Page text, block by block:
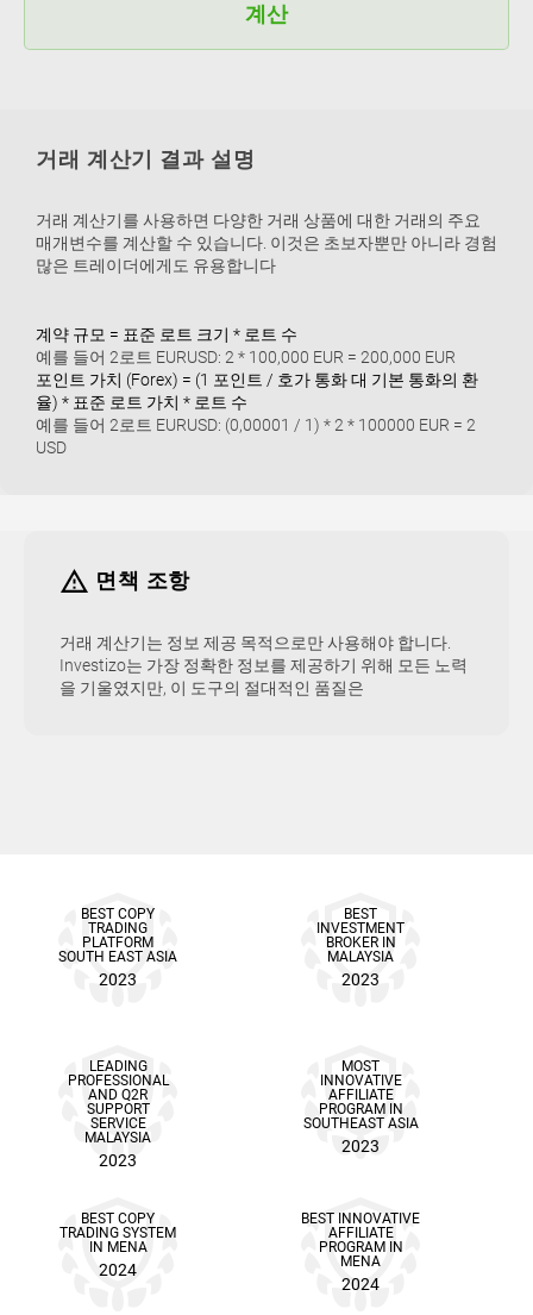
계산
거래 계산기 결과 설명
거래 계산기를 사용하면 다양한 거래 상품에 대한 거래의 주요
매개변수를 계산할 수 있습니다. 이것은 초보자뿐만 아니라 경험
많은 트레이더에게도 유용합니다
계약 규모 = 표준 로트 크기 * 로트 수
예를 들어 2로트 EURUSD: 2 * 100,000 EUR = 200,000 EUR
포인트 가치 (Forex) = (1 포인트 / 호가 통화 대 기본 통화의 환
율) * 표준 로트 가치 * 로트 수
예를 들어 2로트 EURUSD: (0,00001 / 1) * 2 * 100000 EUR = 2
USD
면책 조항
거래 계산기는 정보 제공 목적으로만 사용해야 합니다.
Investizo는 가장 정확한 정보를 제공하기 위해 모든 노력
을 기울였지만, 이 도구의 절대적인 품질은
BEST COPY
TRADING
PLATFORM
SOUTH EAST ASIA
2023
BEST
INVESTMENT
BROKER IN
MALAYSIA
2023
LEADING
PROFESSIONAL
AND Q2R
SUPPORT
SERVICE
MALAYSIA
2023
MOST
INNOVATIVE
AFFILIATE
PROGRAM IN
SOUTHEAST ASIA
2023
BEST COPY
TRADING SYSTEM
IN MENA
2024
BEST INNOVATIVE
AFFILIATE
PROGRAM IN
MENA
2024